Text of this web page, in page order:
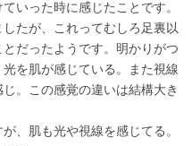
いった時に感じたことです。
たが、これってむしろ足裏以
だったようです。明かりがつ
を肌が感じている。また視線
。この感覚の違いは結構大き
、肌も光や視線を感じてる。